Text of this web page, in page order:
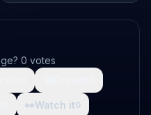
0 votes
👀Watch it0